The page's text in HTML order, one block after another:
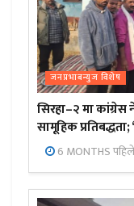
जनप्रभाबन्युज विशेष
सिरहा–२ मा कांग्रेस
सामूहिक
6 MONTHS पहिले